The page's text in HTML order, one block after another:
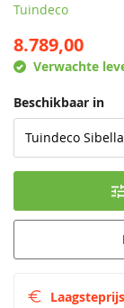
Tuindeco
8.789,00
Verwachte
Beschikbaar in